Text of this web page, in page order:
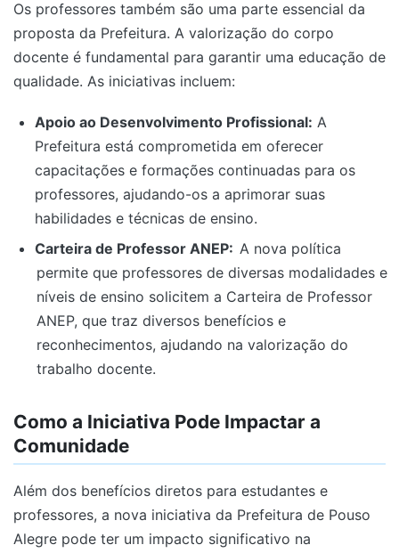
Os professores também são uma parte essencial da
proposta da Prefeitura. A valorização do corpo
docente é fundamental para garantir uma educação de
qualidade. As iniciativas incluem:
Apoio ao Desenvolvimento Profissional: A
Prefeitura está comprometida em oferecer
capacitações e formações continuadas para os
professores, ajudando-os a aprimorar suas
habilidades e técnicas de ensino.
Carteira de Professor ANEP: A nova política
permite que professores de diversas modalidades e
níveis de ensino solicitem a Carteira de Professor
ANEP, que traz diversos benefícios e
reconhecimentos, ajudando na valorização do
trabalho docente.
Como a Iniciativa Pode Impactar a
Comunidade
Além dos benefícios diretos para estudantes e
professores, a nova iniciativa da Prefeitura de Pouso
Alegre pode ter um impacto significativo na